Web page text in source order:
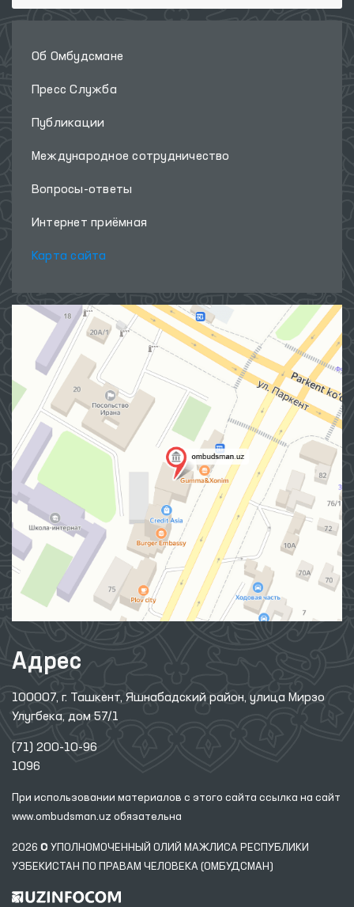
Об Омбудсмане
Пресс Служба
Публикации
Международное сотрудничество
Вопросы-ответы
Интернет приёмная
Карта сайта
Адрес
100007, г. Ташкент, Яшнабадский район, улица Мирзо
Улугбека, дом 57/1
(71) 200-10-96
1096
При использовании материалов с этого сайта ссылка на сайт
www.ombudsman.uz обязательна
2026 © УПОЛНОМОЧЕННЫЙ ОЛИЙ МАЖЛИСА РЕСПУБЛИКИ
УЗБЕКИСТАН ПО ПРАВАМ ЧЕЛОВЕКА (ОМБУДСМАН)